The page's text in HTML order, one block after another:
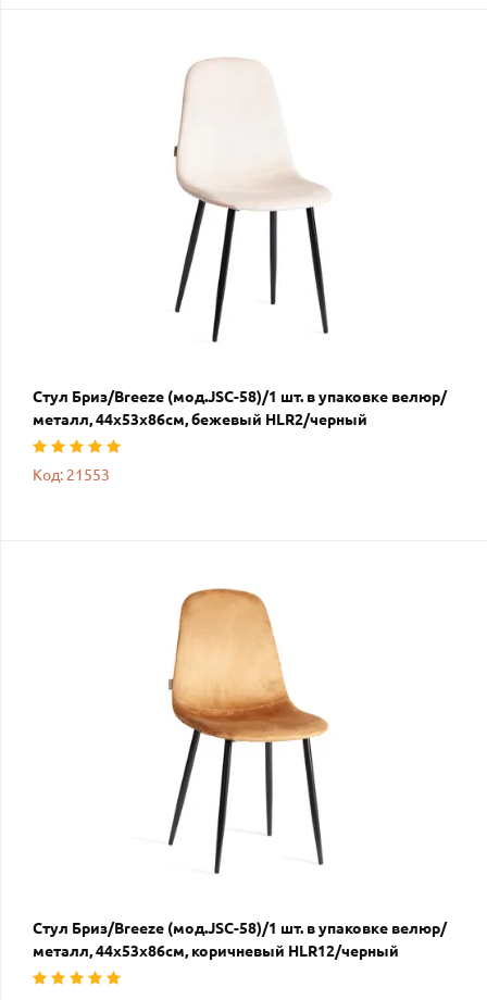
Стул Бриз/Breeze (мод.JSC-58)/1 шт. в упаковке велюр/
металл, 44х53х86см, бежевый HLR2/черный
Код: 21553
Стул Бриз/Breeze (мод.JSC-58)/1 шт. в упаковке велюр/
металл, 44х53х86см, коричневый HLR12/черный